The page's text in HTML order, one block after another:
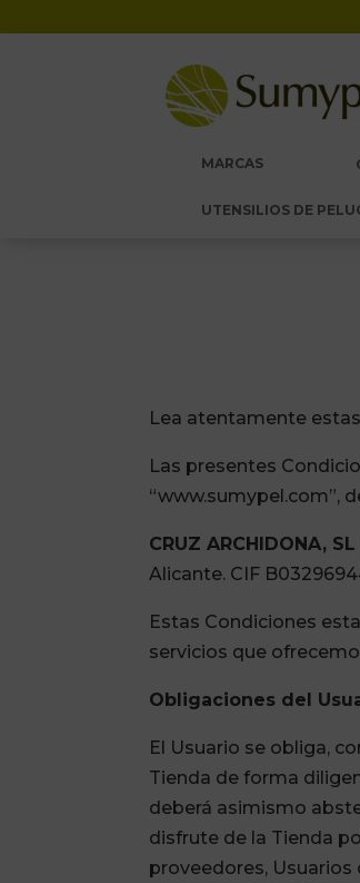
MARCAS
UTENSILIOS DE
Lea atentamente
Las presentes
“www.sumypel.com”,
CRUZ ARCHIDONA, SL
Alicante. CIF
Estas Condiciones
servicios que
Obligaciones del
El Usuario se obliga,
Tienda de forma
deberá asimismo
disfrute de la Tienda
proveedores, Usuarios